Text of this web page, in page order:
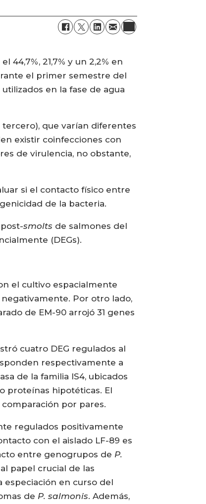
44,7%, 21,7% y un 2,2% en
el primer semestre del
en la fase de agua
que varían diferentes
existir coinfecciones con
de virulencia, no obstante,
si el contacto físico entre
de la bacteria.
smolts de salmones del
(DEGs).
el cultivo espacialmente
Por otro lado,
de EM-90 arrojó 31 genes
cuatro DEG regulados al
respectivamente a
de la familia IS4, ubicados
proteínas hipotéticas. El
por pares.
regulados positivamente
con el aislado LF-89 es
entre genogrupos de P.
papel crucial de las
especiación en curso del
de P. salmonis. Además,